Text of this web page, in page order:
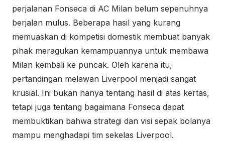
perjalanan Fonseca di AC Milan belum sepenuhnya
berjalan mulus. Beberapa hasil yang kurang
memuaskan di kompetisi domestik membuat banyak
pihak meragukan kemampuannya untuk membawa
Milan kembali ke puncak. Oleh karena itu,
pertandingan melawan Liverpool menjadi sangat
krusial. Ini bukan hanya tentang hasil di atas kertas,
tetapi juga tentang bagaimana Fonseca dapat
membuktikan bahwa strategi dan visi sepak bolanya
mampu menghadapi tim sekelas Liverpool.